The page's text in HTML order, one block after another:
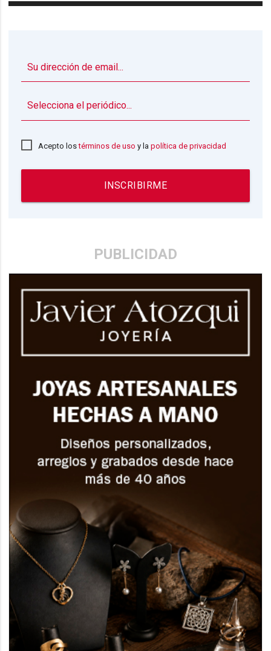
Acepto lostérminos de uso y lapolítica de privacidad
INSCRIBIRME
PUBLICIDAD